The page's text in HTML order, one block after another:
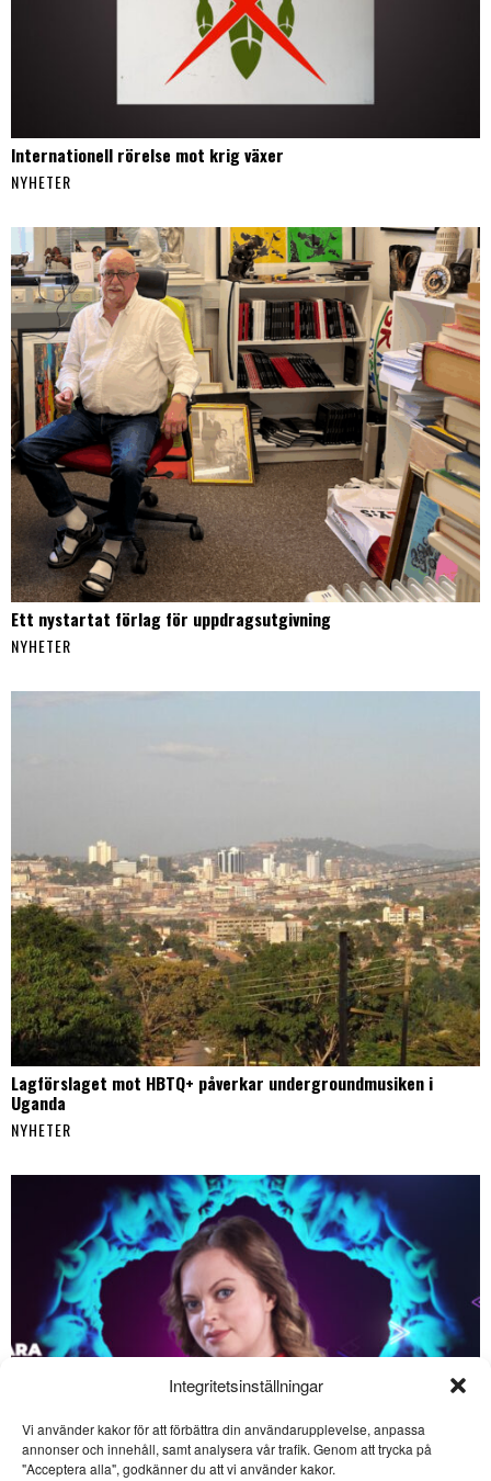
Integritetsinställningar
Vi använder kakor för att förbättra din användarupplevelse, anpassa
annonser och innehåll, samt analysera vår trafik. Genom att trycka på
"Acceptera alla", godkänner du att vi använder kakor.
Internationell rörelse mot krig växer
NYHETER
Ett nystartat förlag för uppdragsutgivning
NYHETER
Lagförslaget mot HBTQ+ påverkar undergroundmusiken i
Uganda
NYHETER
SE ÄVEN